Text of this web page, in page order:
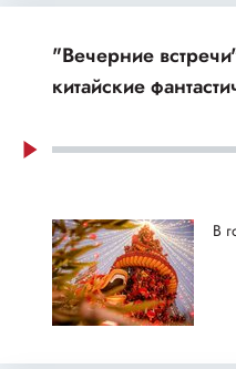
"Вечерние
китайские
В